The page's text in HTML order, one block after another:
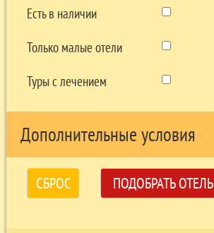
Есть в наличии
Только малые отели
Туры с лечением
Дополнительные условия
СБРОС ПОДОБРАТЬ ОТЕЛЬ